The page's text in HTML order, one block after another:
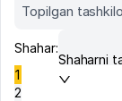
Topilgan
Shahar:
Shaharni
1
2